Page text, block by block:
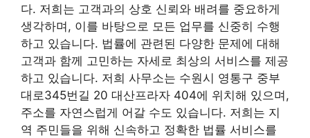
다. 저희는 고객과의 상호 신뢰와 배려를 중요하게
생각하며, 이를 바탕으로 모든 업무를 신중히 수행
하고 있습니다. 법률에 관련된 다양한 문제에 대해
고객과 함께 고민하는 자세로 최상의 서비스를 제공
하고 있습니다. 저희 사무소는 수원시 영통구 중부
대로345번길 20 대산프라자 404에 위치해 있으며,
주소를 자연스럽게 어갈 수도 있습니다. 저희는 지
역 주민들을 위해 신속하고 정확한 법률 서비스를